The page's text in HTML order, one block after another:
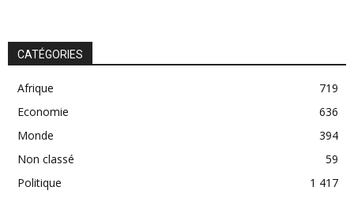
CATÉGORIES
Afrique
719
Economie
636
Monde
394
Non classé
59
Politique
1 417